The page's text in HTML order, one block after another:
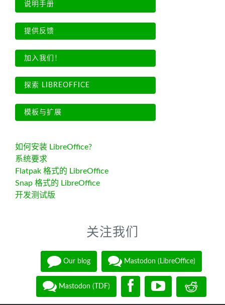
说明手册
提供反馈
加入我们！
探索 LIBREOFFICE
模板与扩展
如何安装 LibreOffice?
系统要求
Flatpak 格式的 LibreOffice
Snap 格式的 LibreOffice
开发测试版
关注我们
Our blog Mastodon (LibreOffice)
Mastodon (TDF)